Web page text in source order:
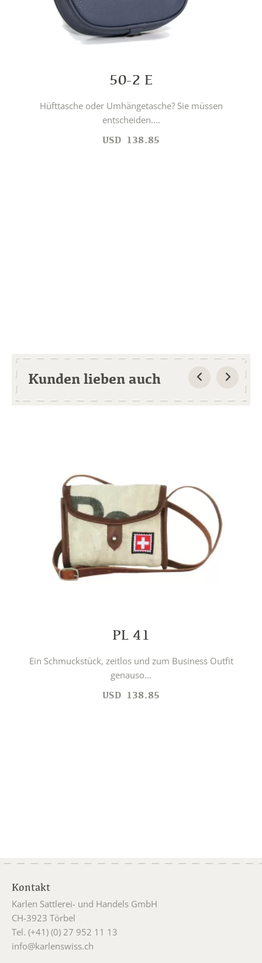
50-2 E
Hüfttasche oder Umhängetasche? Sie müssen
entscheiden....
USD 138.85
Kunden lieben auch
PL 41
Ein Schmuckstück, zeitlos und zum Business Outfit
genauso...
USD 138.85
Kontakt
Karlen Sattlerei- und Handels GmbH
CH-3923 Törbel
Tel. (+41) (0) 27 952 11 13
info@karlenswiss.ch